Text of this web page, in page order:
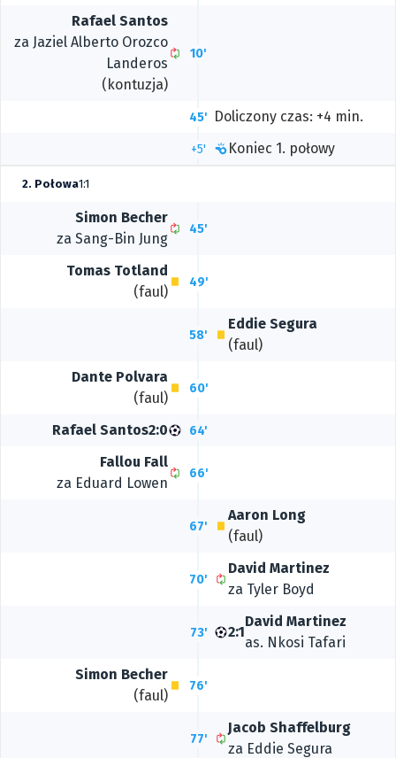
Rafael Santos
za Jaziel Alberto Orozco
Landeros
(kontuzja)
10'
45' Doliczony czas: +4 min.
+5' Koniec 1. połowy
2. Połowa1:1
Simon Becher
za Sang-Bin Jung
45'
Tomas Totland
(faul)
49'
58'
Eddie Segura
(faul)
Dante Polvara
(faul)
60'
2:0
Rafael Santos 64'
Fallou Fall
za Eduard Lowen
66'
67'
Aaron Long
(faul)
70'
David Martinez
za Tyler Boyd
73' 2:1
David Martinez
as. Nkosi Tafari
Simon Becher
(faul)
76'
77'
Jacob Shaffelburg
za Eddie Segura